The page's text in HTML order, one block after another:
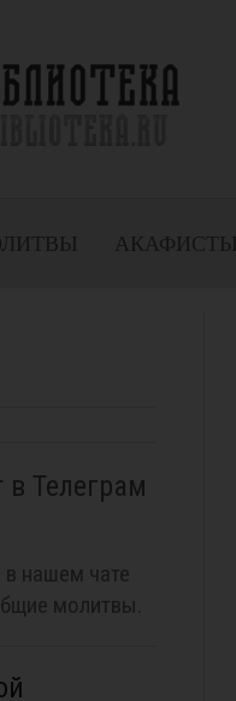
АКАФИСТЫ
Телеграм
в нашем чате
молитвы.